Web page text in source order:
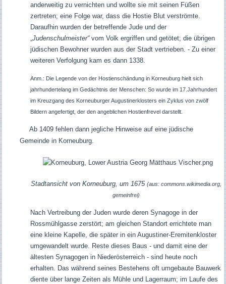
anderweitig zu vernichten und wollte sie mit seinen Füßen
zertreten; eine Folge war, dass die Hostie Blut verströmte.
Daraufhin wurden der betreffende Jude und der
„Judenschulmeister“vom Volk ergriffen und getötet; die übrigen
jüdischen Bewohner wurden aus der Stadt vertrieben. - Zu einer
weiteren Verfolgung kam es dann 1338.
Anm.: Die Legende von der Hostienschändung in Korneuburg hielt sich
jahrhundertelang im Gedächtnis der Menschen: So wurde im 17.Jahrhundert
im Kreuzgang des Korneuburger Augustinerklosters ein Zyklus von zwölf
Bildern angefertigt, der den angeblichen Hostienfrevel darstellt.
Ab 1409 fehlen dann jegliche Hinweise auf eine jüdische
Gemeinde in Korneuburg.
Stadtansicht von Korneuburg, um 1675 (aus: commons.wikimedia.org,
gemeinfrei)
Nach Vertreibung der Juden wurde deren Synagoge in der
Rossmühlgasse zerstört; am gleichen Standort errichtete man
eine kleine Kapelle, die später in ein Augustiner-Eremitenkloster
umgewandelt wurde. Reste dieses Baus - und damit eine der
ältesten Synagogen in Niederösterreich - sind heute noch
erhalten. Das während seines Bestehens oft umgebaute Bauwerk
diente über lange Zeiten als Mühle und Lagerraum; im Laufe des